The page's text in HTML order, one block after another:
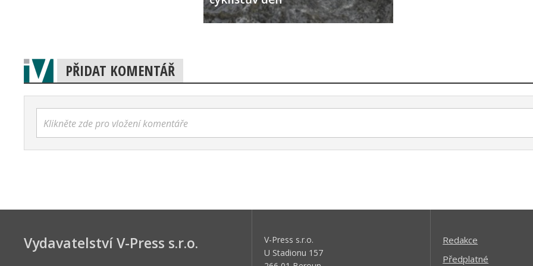
PŘIDAT KOMENTÁŘ
Klikněte zde pro vložení komentáře
Vydavatelství V-Press s.r.o.
V-Press s.r.o.
U Stadionu 157
Redakce
Předplatné